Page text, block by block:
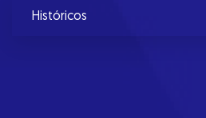
Históricos